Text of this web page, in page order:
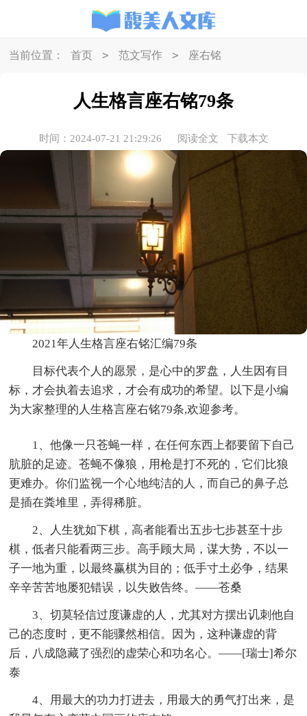
当前位置： 首页 > 范文写作 > 座右铭
人生格言座右铭79条
时间：2024-07-21 21:29:26 阅读全文 下载本文
2021年人生格言座右铭汇编79条
目标代表个人的愿景，是心中的罗盘，人生因有目
标，才会执着去追求，才会有成功的希望。以下是小编
为大家整理的人生格言座右铭79条,欢迎参考。
1、他像一只苍蝇一样，在任何东西上都要留下自己
肮脏的足迹。苍蝇不像狼，用枪是打不死的，它们比狼
更难办。你们监视一个心地纯洁的人，而自己的鼻子总
是插在粪堆里，弄得稀脏。
2、人生犹如下棋，高者能看出五步七步甚至十步
棋，低者只能看两三步。高手顾大局，谋大势，不以一
子一地为重，以最终赢棋为目的；低手寸土必争，结果
辛辛苦苦地屡犯错误，以失败告终。——苍桑
3、切莫轻信过度谦虚的人，尤其对方摆出讥刺他自
己的态度时，更不能骤然相信。因为，这种谦虚的背
后，八成隐藏了强烈的虚荣心和功名心。——[瑞士]希尔
泰
4、用最大的功力打进去，用最大的勇气打出来，是